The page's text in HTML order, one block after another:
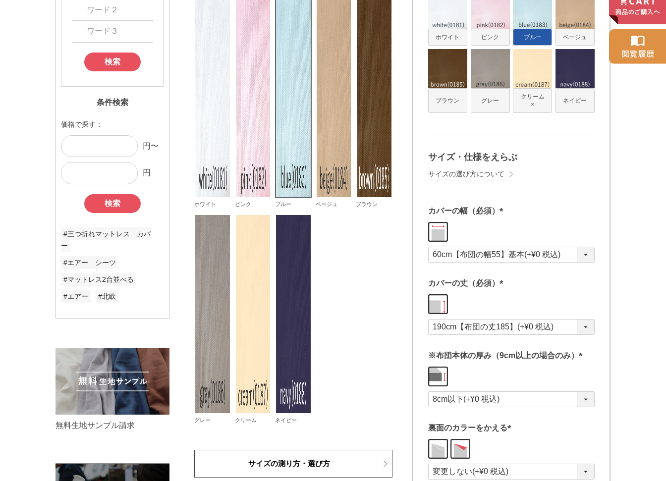
検索
条件検索
価格で探す：
円〜
円
検索
#三つ折れマットレス カバ
ー
#エアー シーツ
#マットレス2台並べる
#エアー #北欧
無料生地サンプル請求
ホワイト ピンク ブルー ベージュ ブラウン
グレー クリーム ネイビー
サイズの測り方・選び方
ホワイト ピンク ブルー ベージュ
ブラウン グレー
クリーム
×
ネイビー
サイズ・仕様をえらぶ
サイズの選び方について
カバーの幅（必須）
須
)
カバーの丈（必須）
須
)
※布団本体の厚み（9cm以上の場合のみ）
須
裏面のカラーをかえる
須
)